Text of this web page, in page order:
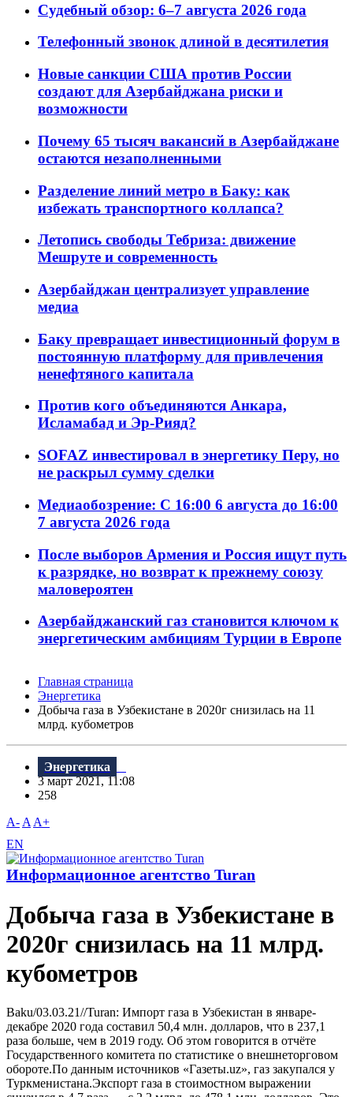
Судебный обзор: 6–7 августа 2026 года
Телефонный звонок длиной в десятилетия
Новые санкции США против России
создают для Азербайджана риски и
возможности
Почему 65 тысяч вакансий в Азербайджане
остаются незаполненными
Разделение линий метро в Баку: как
избежать транспортного коллапса?
Летопись свободы Тебриза: движение
Мешруте и современность
Азербайджан централизует управление
медиа
Баку превращает инвестиционный форум в
постоянную платформу для привлечения
ненефтяного капитала
Против кого объединяются Анкара,
Исламабад и Эр-Рияд?
SOFAZ инвестировал в энергетику Перу, но
не раскрыл сумму сделки
Медиаобозрение: С 16:00 6 августа до 16:00
7 августа 2026 года
После выборов Армения и Россия ищут путь
к разрядке, но возврат к прежнему союзу
маловероятен
Азербайджанский газ становится ключом к
энергетическим амбициям Турции в Европе
Главная страница
Энергетика
Добыча газа в Узбекистане в 2020г снизилась на 11
млрд. кубометров
Энергетика
3 март 2021, 11:08
258
A- A A+
EN
Информационное агентство Turan
Добыча газа в Узбекистане в
2020г снизилась на 11 млрд.
кубометров
Baku/03.03.21//Turan: Импорт газа в Узбекистан в январе-
декабре 2020 года составил 50,4 млн. долларов, что в 237,1
раза больше, чем в 2019 году. Об этом говорится в отчёте
Государственного комитета по статистике о внешнеторговом
обороте.По данным источников «Газеты.uz», газ закупался у
Туркменистана.Экспорт газа в стоимостном выражении